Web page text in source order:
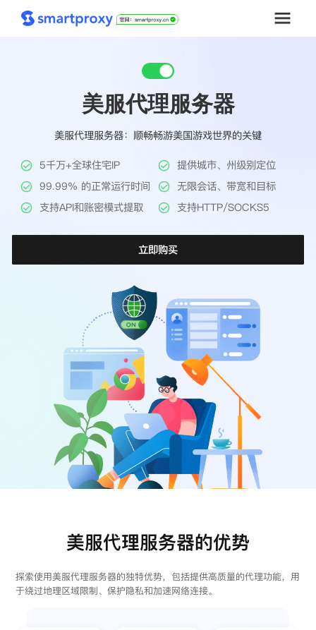
解决方案
工具
帮助中心
美服代理服务器
美服代理服务器：顺畅畅游美国游戏世界的关键
5千万+全球住宅IP
提供城市、州级别定位
99.99% 的正常运行时间
无限会话、带宽和目标
支持API和账密模式提取
支持HTTP/SOCKS5
立即购买
美服代理服务器的优势
探索使用美服代理服务器的独特优势，包括提供高质量的代理功能，用
于绕过地理区域限制、保护隐私和加速网络连接。